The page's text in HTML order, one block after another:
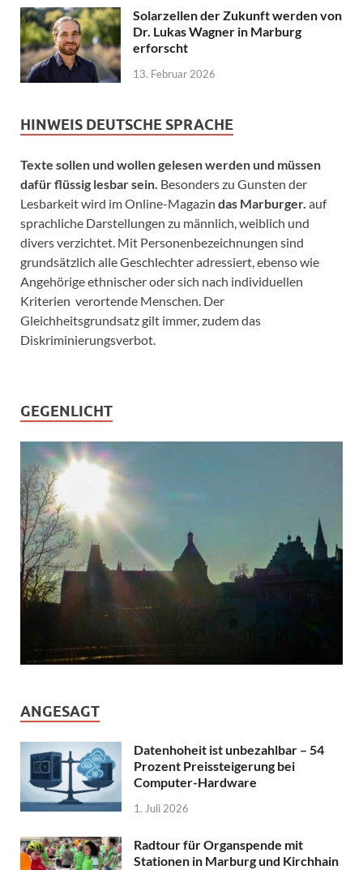
Solarzellen der Zukunft werden von
Dr. Lukas Wagner in Marburg
erforscht
13. Februar 2026
HINWEIS DEUTSCHE SPRACHE
Texte sollen und wollen gelesen werden und müssen
dafür flüssig lesbar sein. Besonders zu Gunsten der
Lesbarkeit wird im Online-Magazin das Marburger. auf
sprachliche Darstellungen zu männlich, weiblich und
divers verzichtet. Mit Personenbezeichnungen sind
grundsätzlich alle Geschlechter adressiert, ebenso wie
Angehörige ethnischer oder sich nach individuellen
Kriterien verortende Menschen. Der
Gleichheitsgrundsatz gilt immer, zudem das
Diskriminierungsverbot.
GEGENLICHT
ANGESAGT
Datenhoheit ist unbezahlbar – 54
Prozent Preissteigerung bei
Computer-Hardware
1. Juli 2026
Radtour für Organspende mit
Stationen in Marburg und Kirchhain